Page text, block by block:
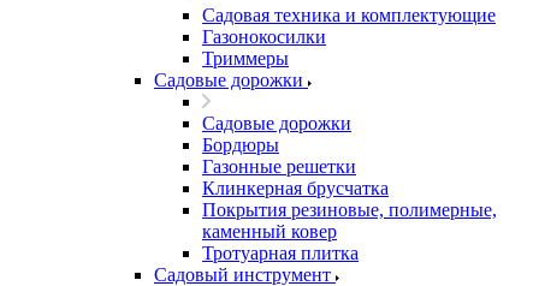
Садовая техника и комплектующие
Газонокосилки
Триммеры
Садовые дорожки
Садовые дорожки
Бордюры
Газонные решетки
Клинкерная брусчатка
Покрытия резиновые, полимерные,
каменный ковер
Тротуарная плитка
Садовый инструмент